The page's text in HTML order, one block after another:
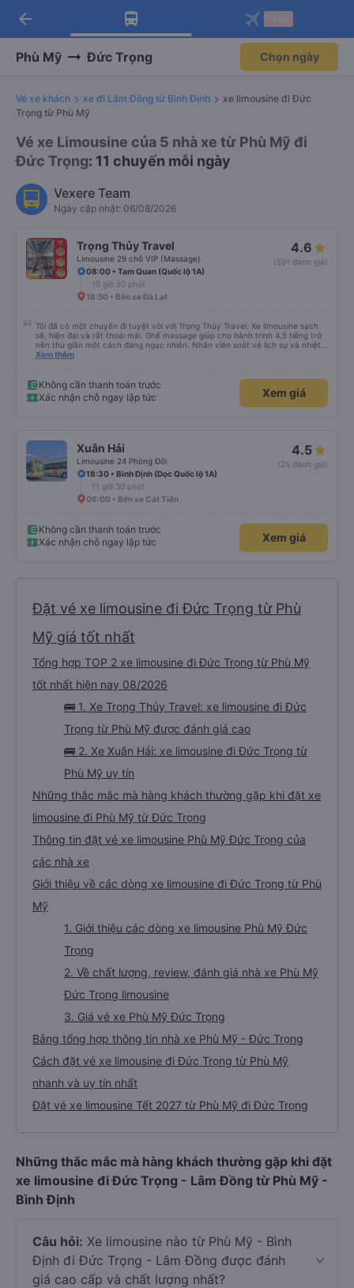
Tải app Vexere ngay!
Nhận ưu đãi thành viên độc
Mở app
Tải app Vexere
-30k/ghế khi đặt vé máy bay qua
Mở app
arrow_back
Phù Mỹ Đức Trọng Chọn ngày
Vé xe khách xe đi Lâm Đồng từ Bình Định
xe limousine đi Đức
Trọng từ Phù Mỹ
Vé xe Limousine của 5 nhà xe từ Phù Mỹ đi
Đức Trọng: 11 chuyến mỗi ngày
Vexere Team
Ngày cập nhật: 06/08/2026
Trọng Thủy Travel
Limousine 29 chỗ VIP (Massage)
4.6
(591 đánh giá)
08:00 • Tam Quan (Quốc lộ 1A)
10 giờ 50 phút
18:50 • Bến xe Đà Lạt
Tôi đã có một chuyến đi tuyệt vời với Trọng Thủy Travel. Xe limousine sạch
sẽ, hiện đại và rất thoải mái. Ghế massage giúp cho hành trình 4,5 tiếng trở
nên thư giãn một cách đáng ngạc nhiên. Nhân viên soát vé lịch sự và nhiệt
tình, tài xế cẩn thận và chuyên nghiệp, mọi thứ đều được tổ chức tốt. Các
đến khi đến nơi - đều suôn sẻ và không gặp rắc rối. Tôi rất hài lòng với công
ty này và chắc chắn sẽ chọn Trọng Thủy Travel một lần nữa. Rất đáng giới
thiệu!
Xem thêm
Không cần thanh toán trước
Xác nhận chỗ ngay lập tức
Xem giá
Xuân Hải
Limousine 24 Phòng Đôi
4.5
(25 đánh giá)
18:30 • Bình Định (Dọc Quốc lộ 1A)
11 giờ 30 phút
06:00 • Bến xe Cát Tiên
Không cần thanh toán trước
Xác nhận chỗ ngay lập tức
Xem giá
Đặt vé xe limousine đi Đức Trọng từ Phù
Mỹ giá tốt nhất
Tổng hợp TOP 2 xe limousine đi Đức Trọng từ Phù Mỹ
tốt nhất hiện nay 08/2026
🚌 1. Xe Trọng Thủy Travel: xe limousine đi Đức
Trọng từ Phù Mỹ được đánh giá cao
🚌 2. Xe Xuân Hải: xe limousine đi Đức Trọng từ
Phù Mỹ uy tín
Những thắc mắc mà hàng khách thường gặp khi đặt xe
limousine đi Phù Mỹ từ Đức Trọng
Thông tin đặt vé xe limousine Phù Mỹ Đức Trọng của
các nhà xe
Giới thiệu về các dòng xe limousine đi Đức Trọng từ Phù
Mỹ
1. Giới thiệu các dòng xe limousine Phù Mỹ Đức
Trọng
2. Về chất lượng, review, đánh giá nhà xe Phù Mỹ
Đức Trọng limousine
3. Giá vé xe Phù Mỹ Đức Trọng
Bảng tổng hợp thông tin nhà xe Phù Mỹ - Đức Trọng
Cách đặt vé xe limousine đi Đức Trọng từ Phù Mỹ
nhanh và uy tín nhất
Đặt vé xe limousine Tết 2027 từ Phù Mỹ đi Đức Trọng
Những thắc mắc mà hàng khách thường gặp khi đặt
xe limousine đi Đức Trọng - Lâm Đồng từ Phù Mỹ -
Bình Định
Câu hỏi: Xe limousine nào từ Phù Mỹ - Bình
Định đi Đức Trọng - Lâm Đồng được đánh
giá cao cấp và chất lượng nhất?